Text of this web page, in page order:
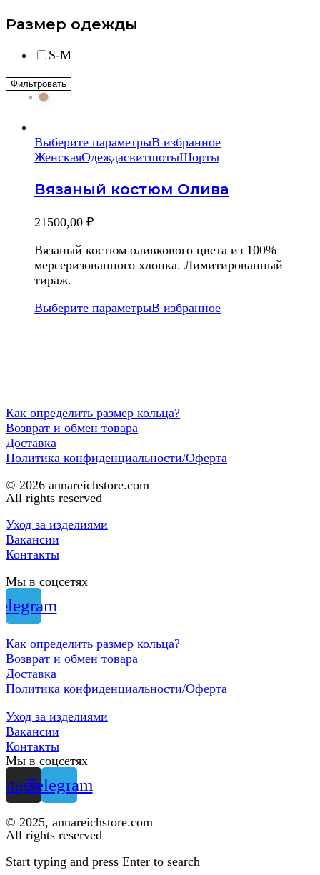
Размер одежды
S-M
Фильтровать
Выберите параметрыВ избранное
ЖенскаяОдеждасвитшотыШорты
Вязаный костюм Олива
21500,00 ₽
Вязаный костюм оливкового цвета из 100%
мерсеризованного хлопка. Лимитированный
тираж.
Выберите параметрыВ избранное
Как определить размер кольца?
Возврат и обмен товара
Доставка
Политика конфиденциальности/Оферта
© 2026 annareichstore.com
All rights reserved
Уход за изделиями
Вакансии
Контакты
Мы в соцсетях
Как определить размер кольца?
Возврат и обмен товара
Доставка
Политика конфиденциальности/Оферта
Уход за изделиями
Вакансии
Контакты
Мы в соцсетях
Telegram
© 2025, annareichstore.com
All rights reserved
Start typing and press Enter to search